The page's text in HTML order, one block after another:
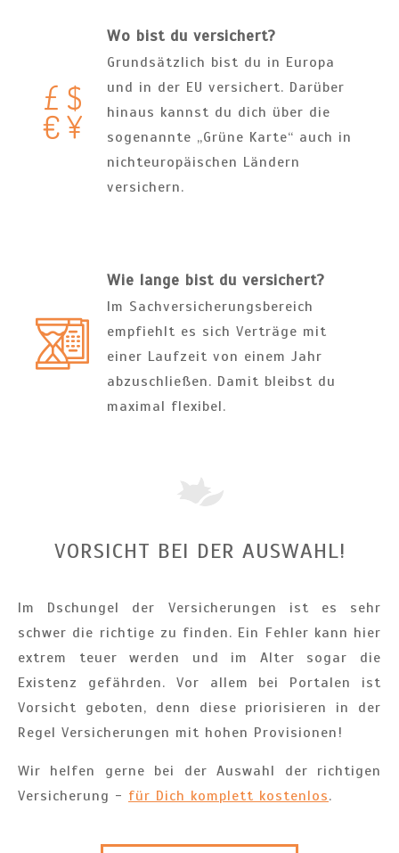
Wo bist du versichert?
Grundsätzlich bist du in Europa
und in der EU versichert. Darüber
hinaus kannst du dich über die
sogenannte „Grüne Karte“ auch in
nichteuropäischen Ländern
versichern.
Wie lange bist du versichert?
Im Sachversicherungsbereich
empfiehlt es sich Verträge mit
einer Laufzeit von einem Jahr
abzuschließen. Damit bleibst du
maximal flexibel.
VORSICHT BEI DER AUSWAHL!
Im Dschungel der Versicherungen ist es sehr
schwer die richtige zu finden. Ein Fehler kann hier
extrem teuer werden und im Alter sogar die
Existenz gefährden. Vor allem bei Portalen ist
Vorsicht geboten, denn diese priorisieren in der
Regel Versicherungen mit hohen Provisionen!
Wir helfen gerne bei der Auswahl der richtigen
Versicherung - für Dich komplett kostenlos.